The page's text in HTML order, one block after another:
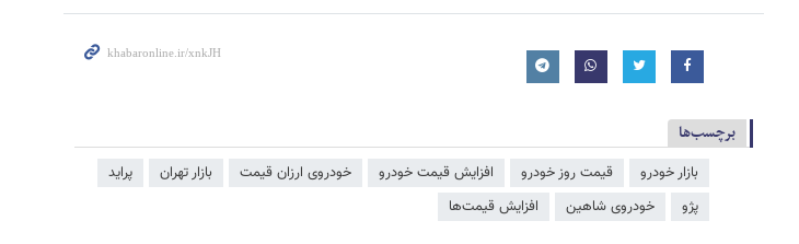
برچسب‌ها
بازار خودرو قیمت روز خودرو افزایش قیمت خودرو خودروی ارزان قیمت بازار تهران
پراید
پژو
خودروی شاهین افزایش قیمت‌ها